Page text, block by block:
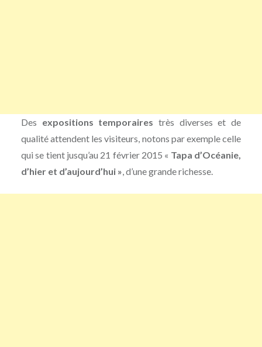
Des expositions temporaires très diverses et de
qualité attendent les visiteurs, notons par exemple celle
qui se tient jusqu’au 21 février 2015 « Tapa d’Océanie,
d’hier et d’aujourd’hui » , d’une grande richesse.